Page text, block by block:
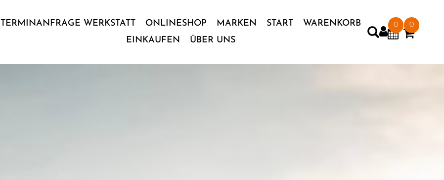
TERMINANFRAGE WERKSTATT ONLINESHOP MARKEN START
WARENKORB
EINKAUFEN
ÜBER UNS
0 0